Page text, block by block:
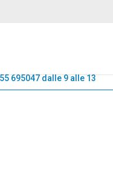
695047 dalle 9 alle 13